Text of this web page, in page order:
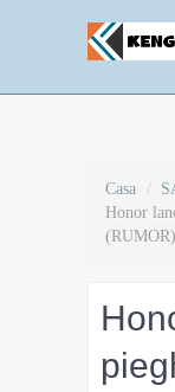
Casa /
Honor
(RUMOR)